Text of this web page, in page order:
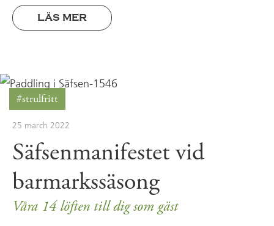
LÄS MER
#strulfritt
25 march 2022
Säfsenmanifestet vid
barmarkssäsong
Våra 14 löften till dig som gäst